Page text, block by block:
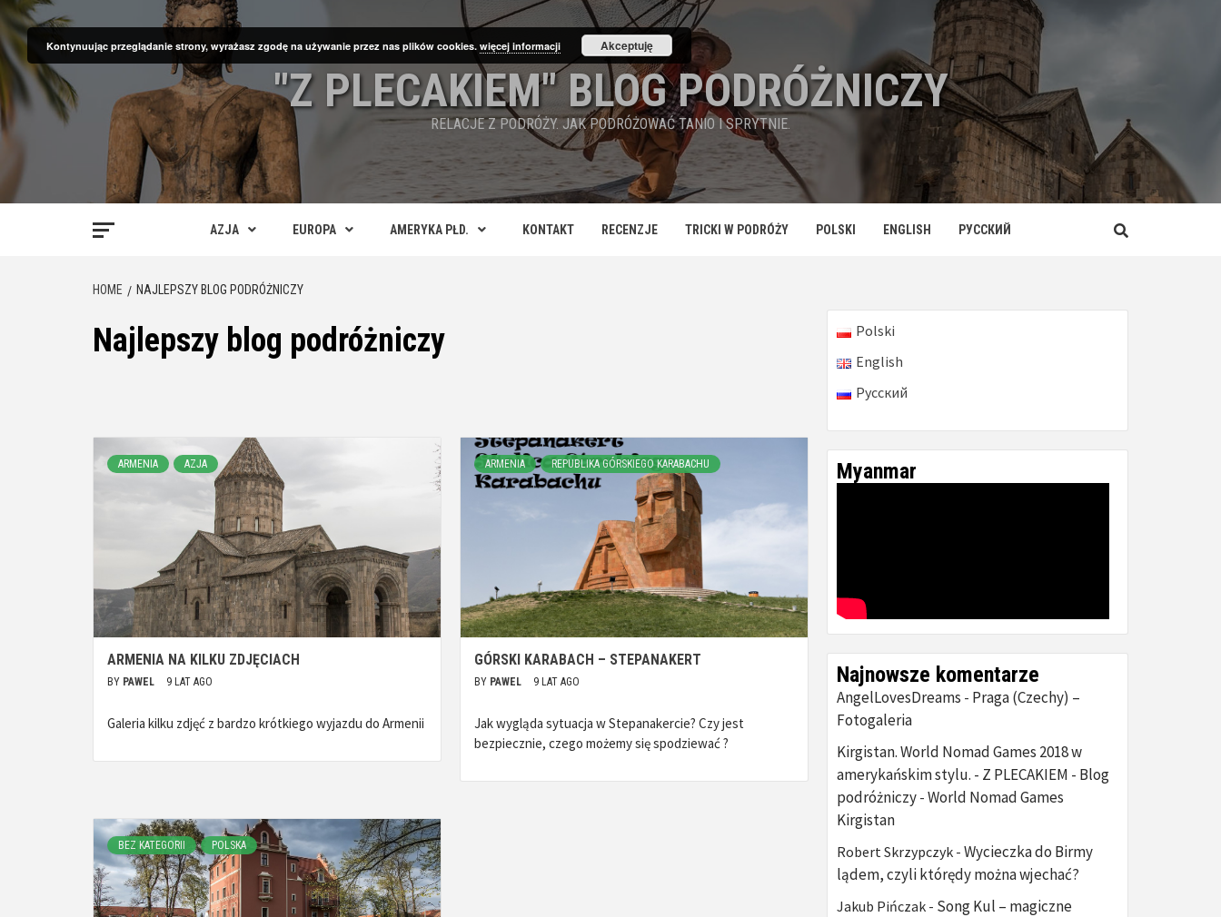
Skip
to
content
"Z PLECAKIEM" BLOG PODRÓŻNICZY
RELACJE Z PODRÓŻY. JAK PODRÓŻOWAĆ TANIO I SPRYTNIE.
AZJA EUROPA AMERYKA PŁD. KONTAKT RECENZJE TRICKI W PODRÓŻY POLSKI ENGLISH РУССКИЙ
HOME NAJLEPSZY BLOG PODRÓŻNICZY
Najlepszy blog podróżniczy
ARMENIA AZJA
ARMENIA NA KILKU ZDJĘCIACH
BY PAWEL 9 LAT AGO
Galeria kilku zdjęć z bardzo krótkiego wyjazdu do Armenii
ARMENIA REPUBLIKA GÓRSKIEGO KARABACHU
GÓRSKI KARABACH – STEPANAKERT
BY PAWEL 9 LAT AGO
Jak wygląda sytuacja w Stepanakercie? Czy jest
bezpiecznie, czego możemy się spodziewać ?
BEZ KATEGORII POLSKA
Polski
English
Русский
Myanmar
Najnowsze komentarze
AngelLovesDreams - Praga (Czechy) –
Fotogaleria
Kirgistan. World Nomad Games 2018 w
amerykańskim stylu. - Z PLECAKIEM - Blog
podróżniczy - World Nomad Games
Kirgistan
Robert Skrzypczyk - Wycieczka do Birmy
lądem, czyli którędy można wjechać?
Jakub Pińczak - Song Kul – magiczne
Kontynuując przeglądanie strony, wyrażasz zgodę na używanie przez nas plików cookies. więcej informacji Akceptuję